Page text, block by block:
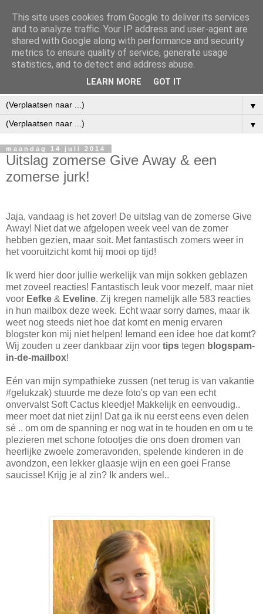
▼
▼
maandag 14 juli 2014
Uitslag zomerse Give Away & een
zomerse jurk!
Jaja, vandaag is het zover! De uitslag van de zomerse Give
Away! Niet dat we afgelopen week veel van de zomer
hebben gezien, maar soit. Met fantastisch zomers weer in
het vooruitzicht komt hij mooi op tijd!
Ik werd hier door jullie werkelijk van mijn sokken geblazen
met zoveel reacties! Fantastisch leuk voor mezelf, maar niet
voor Eefke & Eveline. Zij kregen namelijk alle 583 reacties
in hun mailbox deze week. Echt waar sorry dames, maar ik
weet nog steeds niet hoe dat komt en menig ervaren
blogster kon mij niet helpen! Iemand een idee hoe dat komt?
Wij zouden u zeer dankbaar zijn voor tips tegen blogspam-
in-de-mailbox!
Eén van mijn sympathieke zussen (net terug is van vakantie
#gelukzak) stuurde me deze foto's op van een echt
onvervalst Soft Cactus kleedje! Makkelijk en eenvoudig..
meer moet dat niet zijn! Dat ga ik nu eerst eens even delen
sé .. om om de spanning er nog wat in te houden en om u te
plezieren met schone fotootjes die ons doen dromen van
heerlijke zwoele zomeravonden, spelende kinderen in de
avondzon, een lekker glaasje wijn en een goei Franse
saucisse! Krijg je al zin? Ik anders wel..
This site uses cookies from Google to deliver its services
and to analyze traffic. Your IP address and user-agent are
shared with Google along with performance and security
metrics to ensure quality of service, generate usage
statistics, and to detect and address abuse.
LEARN MORE GOT IT